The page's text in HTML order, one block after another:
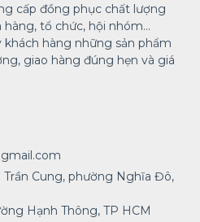
cấp đồng phục chất lượng
tổ chức, hội nhóm...
hàng những sản phẩm
giao hàng đúng hẹn và giá
Trần Cung, phường Nghĩa Đô,
Hạnh Thông, TP HCM